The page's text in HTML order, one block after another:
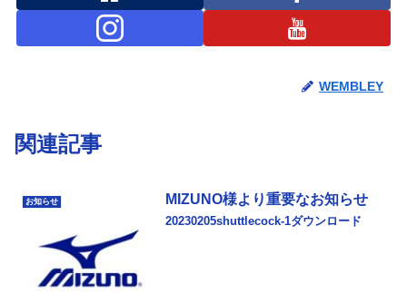
WEMBLEY
関連記事
お知らせ MIZUNO様より重要なお知らせ
20230205shuttlecock-1ダウンロード